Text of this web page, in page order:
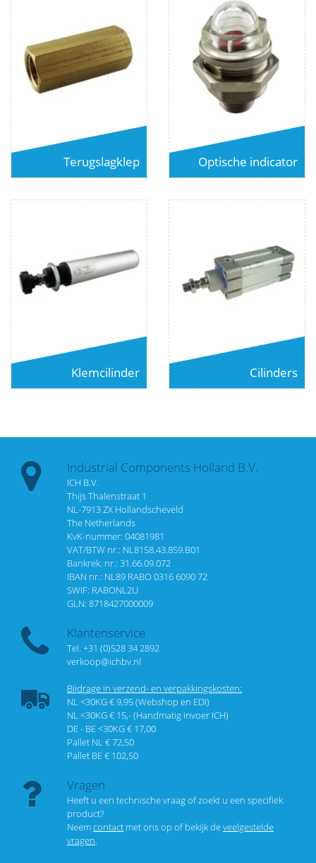
Terugslagklep Optische indicator
Klemcilinder Cilinders
Industrial Components Holland B.V.
ICH B.V.
Thijs Thalenstraat 1
NL-7913 ZX Hollandscheveld
The Netherlands
KvK-nummer: 04081981
VAT/BTW nr.: NL8158.43.859.B01
Bankrek. nr.: 31.66.09.072
IBAN nr.: NL89 RABO 0316 6090 72
SWIF: RABONL2U
GLN: 8718427000009
Klantenservice
Tel. +31 (0)528 34 2892
verkoop@ichbv.nl
Bijdrage in verzend- en verpakkingskosten:
NL <30KG € 9,95 (Webshop en EDI)
NL <30KG € 15,- (Handmatig invoer ICH)
DE - BE <30KG € 17,00
Pallet NL € 72,50
Pallet BE € 102,50
Vragen
Heeft u een technische vraag of zoekt u een specifiek
product?
Neemcontact met ons op of bekijk deveelgestelde
vragen.